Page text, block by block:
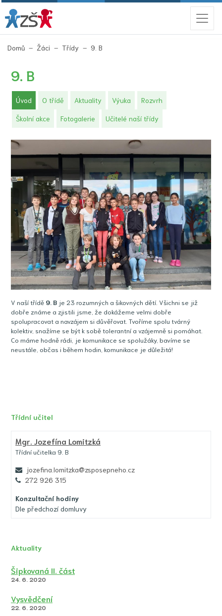
Domů Žáci Třídy 9. B
9. B
Úvod (aktuální)
O třídě Aktuality Výuka Rozvrh
Školní akce Fotogalerie Učitelé naší třídy
V naší třídě 9 . B je 23 rozumných a šikovných dětí. Všichni se již
dobře známe a zjistili jsme, že dokážeme velmi dobře
spolupracovat a navzájem si důvěřovat. Tvoříme spolu tvárný
kolektiv, snažíme se být k sobě tolerantní a vzájemně si pomáhat.
Co máme hodně rádi, je komunikace se spolužáky, bavíme se
neustále, občas i během hodin, komunikace je důležitá!
Třídní učitel
Mgr. Jozefína Lomitzká
Třídní učitelka 9. B
jozefina.lomitzka@zsposepneho.cz
272 926 315
Konzultační hodiny
Dle předchozí domluvy
Aktuality
Šipkovaná II. část
24. 6. 2020
Vysvědčení
22. 6. 2020